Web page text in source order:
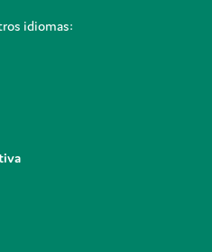
idiomas: